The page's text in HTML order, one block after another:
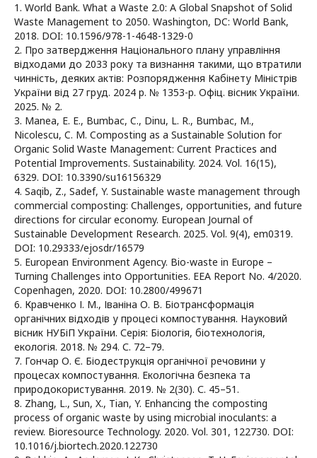
1. World Bank. What a Waste 2.0: A Global Snapshot of Solid
Waste Management to 2050. Washington, DC: World Bank,
2018. DOI: 10.1596/978-1-4648-1329-0
2. Про затвердження Національного плану управління
відходами до 2033 року та визнання такими, що втратили
чинність, деяких актів: Розпорядження Кабінету Міністрів
України від 27 груд. 2024 р. № 1353-р. Офіц. вісник України.
2025. № 2.
3. Manea, E. E., Bumbac, C., Dinu, L. R., Bumbac, M.,
Nicolescu, C. M. Composting as a Sustainable Solution for
Organic Solid Waste Management: Current Practices and
Potential Improvements. Sustainability. 2024. Vol. 16(15),
6329. DOI: 10.3390/su16156329
4. Saqib, Z., Sadef, Y. Sustainable waste management through
commercial composting: Challenges, opportunities, and future
directions for circular economy. European Journal of
Sustainable Development Research. 2025. Vol. 9(4), em0319.
DOI: 10.29333/ejosdr/16579
5. European Environment Agency. Bio-waste in Europe –
Turning Challenges into Opportunities. EEA Report No. 4/2020.
Copenhagen, 2020. DOI: 10.2800/499671
6. Кравченко І. М., Іваніна О. В. Біотрансформація
органічних відходів у процесі компостування. Науковий
вісник НУБіП України. Серія: Біологія, біотехнологія,
екологія. 2018. № 294. С. 72–79.
7. Гончар О. Є. Біодеструкція органічної речовини у
процесах компостування. Екологічна безпека та
природокористування. 2019. № 2(30). С. 45–51.
8. Zhang, L., Sun, X., Tian, Y. Enhancing the composting
process of organic waste by using microbial inoculants: a
review. Bioresource Technology. 2020. Vol. 301, 122730. DOI:
10.1016/j.biortech.2020.122730